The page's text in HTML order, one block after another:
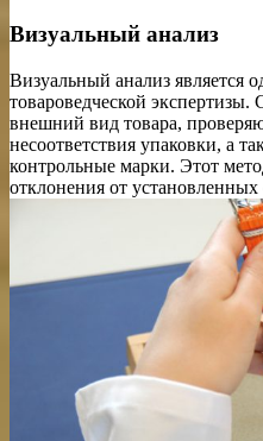
Визуальный анализ
Визуальный анализ является
товароведческой
внешний вид товара,
несоответствия упаковки, а
контрольные марки. Этот
отклонения от установленных